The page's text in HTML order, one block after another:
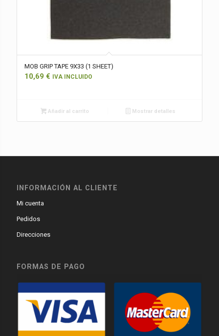
MOB GRIP TAPE 9X33 (1 SHEET)
10,69 € IVA INCLUIDO
Añadir al carrito Mostrar detalles
INFORMACIÓN AL CLIENTE
Mi cuenta
Pedidos
Direcciones
FORMAS DE PAGO